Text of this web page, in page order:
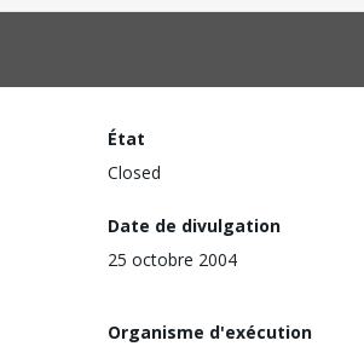
État
Closed
Date de divulgation
25 octobre 2004
Organisme d'exécution